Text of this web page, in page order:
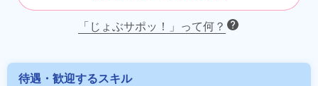
「じょぶサポッ！」って何？
待遇・歓迎するスキル